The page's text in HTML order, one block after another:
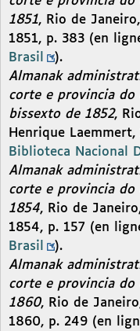
1851, Rio de
1851, p. 383 (en
Brasil
).
Almanak
corte e provincia do
bissexto de 1852,
Henrique
Biblioteca Nacional
Almanak
corte e provincia do
1854, Rio de
1854, p. 157 (en
Brasil
).
Almanak
corte e provincia do
1860, Rio de
1860, p. 249 (en